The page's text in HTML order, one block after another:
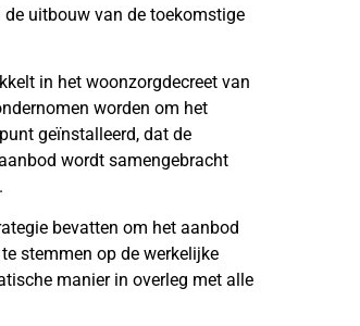
de uitbouw van de toekomstige
in het woonzorgdecreet van
worden om het
geïnstalleerd, dat de
wordt samengebracht
bevatten om het aanbod
stemmen op de werkelijke
manier in overleg met alle